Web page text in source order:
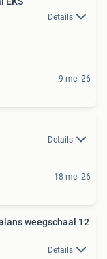
Details
9 mei 26
Details
18 mei 26
weegschaal 12
Details